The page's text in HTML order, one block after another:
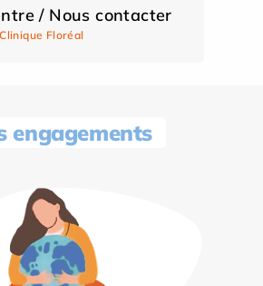
/ Nous contacter
Clinique Floréal
engagements